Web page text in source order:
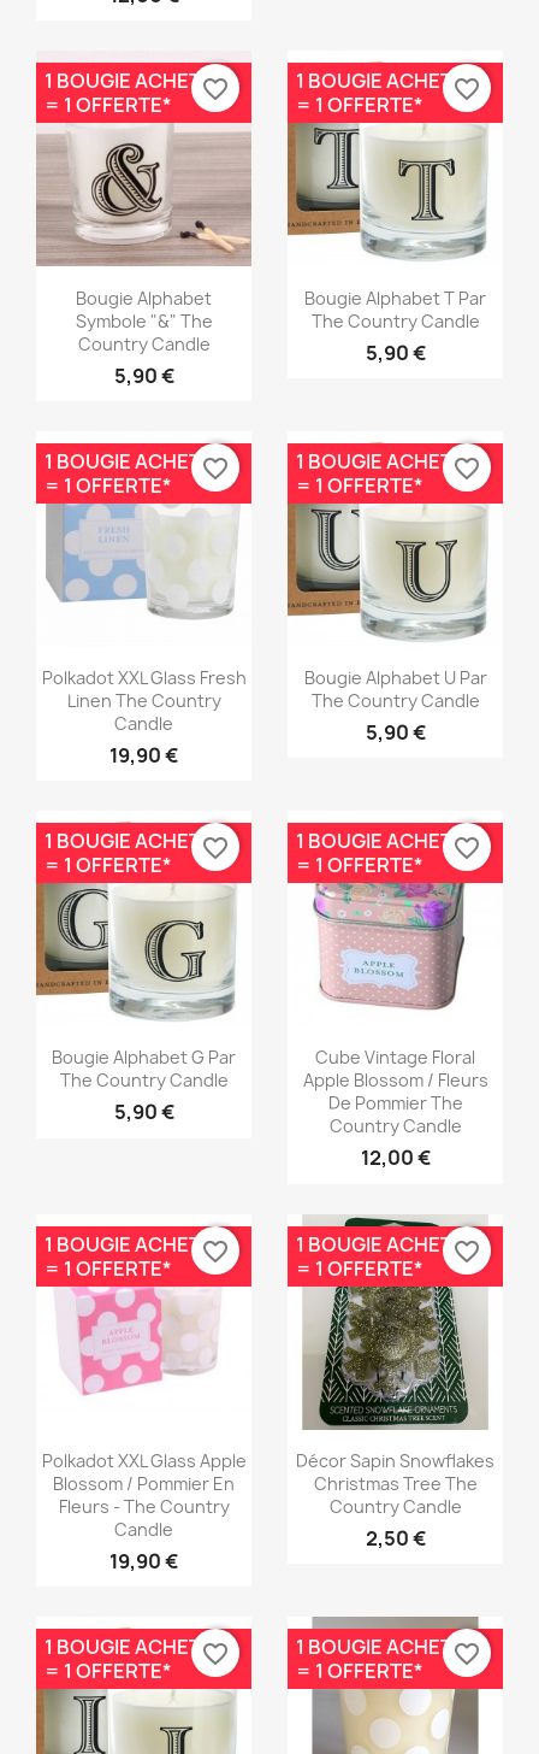
Aperçu rapide
Bougie Alphabet
Symbole "&" The
Country Candle
5,90 €
1 BOUGIE ACHETÉE
= 1 OFFERTE*
favorite_border
Aperçu rapide
Bougie Alphabet T Par
The Country Candle
5,90 €
1 BOUGIE ACHETÉE
= 1 OFFERTE*
favorite_border
Aperçu rapide
Polkadot XXL Glass Fresh
Linen The Country
Candle
19,90 €
1 BOUGIE ACHETÉE
= 1 OFFERTE*
favorite_border
Aperçu rapide
Bougie Alphabet U Par
The Country Candle
5,90 €
1 BOUGIE ACHETÉE
= 1 OFFERTE*
favorite_border
Aperçu rapide
Bougie Alphabet G Par
The Country Candle
5,90 €
1 BOUGIE ACHETÉE
= 1 OFFERTE*
favorite_border
Aperçu rapide
Cube Vintage Floral
Apple Blossom / Fleurs
De Pommier The
Country Candle
12,00 €
1 BOUGIE ACHETÉE
= 1 OFFERTE*
favorite_border
Aperçu rapide
Polkadot XXL Glass Apple
Blossom / Pommier En
Fleurs - The Country
Candle
19,90 €
1 BOUGIE ACHETÉE
= 1 OFFERTE*
favorite_border
Aperçu rapide
Décor Sapin Snowflakes
Christmas Tree The
Country Candle
2,50 €
1 BOUGIE ACHETÉE
= 1 OFFERTE*
favorite_border
1 BOUGIE ACHETÉE
= 1 OFFERTE*
favorite_border
1 BOUGIE ACHETÉE
= 1 OFFERTE*
favorite_border